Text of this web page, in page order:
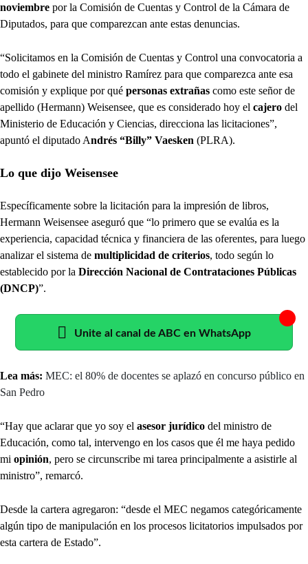
noviembre por la Comisión de Cuentas y Control de la Cámara de
Diputados, para que comparezcan ante estas denuncias.
“Solicitamos en la Comisión de Cuentas y Control una convocatoria a
todo el gabinete del ministro Ramírez para que comparezca ante esa
comisión y explique por qué personas extrañas como este señor de
apellido (Hermann) Weisensee, que es considerado hoy el cajero del
Ministerio de Educación y Ciencias, direcciona las licitaciones”,
apuntó el diputado Andrés “Billy” Vaesken (PLRA).
Lo que dijo Weisensee
Específicamente sobre la licitación para la impresión de libros,
Hermann Weisensee aseguró que “lo primero que se evalúa es la
experiencia, capacidad técnica y financiera de las oferentes, para luego
analizar el sistema de multiplicidad de criterios, todo según lo
establecido por la Dirección Nacional de Contrataciones Públicas
(DNCP)”.
Unite al canal de ABC en WhatsApp
Lea más: MEC: el 80% de docentes se aplazó en concurso público en
San Pedro
“Hay que aclarar que yo soy el asesor jurídico del ministro de
Educación, como tal, intervengo en los casos que él me haya pedido
mi opinión, pero se circunscribe mi tarea principalmente a asistirle al
ministro”, remarcó.
Desde la cartera agregaron: “desde el MEC negamos categóricamente
algún tipo de manipulación en los procesos licitatorios impulsados por
esta cartera de Estado”.